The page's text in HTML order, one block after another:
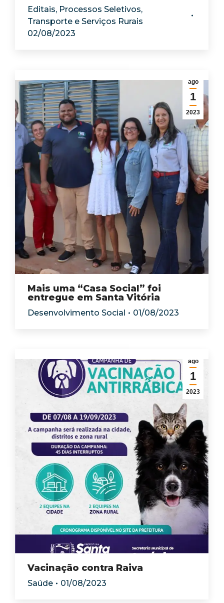
Editais, Processos Seletivos,
Transporte e Serviços Rurais
02/08/2023
ago
1
2023
Mais uma “Casa Social” foi
entregue em Santa Vitória
Desenvolvimento Social 01/08/2023
ago
1
2023
Vacinação contra Raiva
Saúde 01/08/2023